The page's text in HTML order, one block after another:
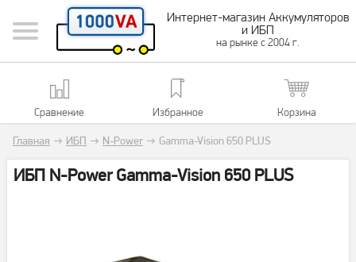
Интернет-магазин Аккумуляторов
и ИБП
на рынке с 2004 г.
Сравнение Избранное Корзина
Главная → ИБП → N-Power → Gamma-Vision 650 PLUS
ИБП N-Power Gamma-Vision 650 PLUS